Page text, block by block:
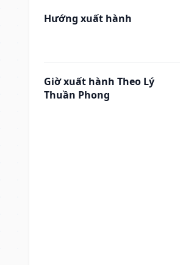
Hướng xuất hành
Giờ xuất hành Theo Lý
Thuần Phong